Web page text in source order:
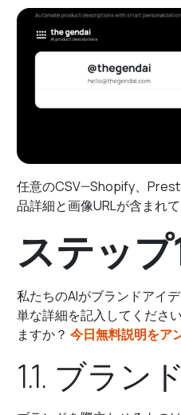
任意のCSV—Shopify、
品詳細と画像URLが含まれ
ステップ
私たちのAIがブランドアイ
単な詳細を記入してくださ
ますか？ 今日無料説明をア
1.1. ブラン